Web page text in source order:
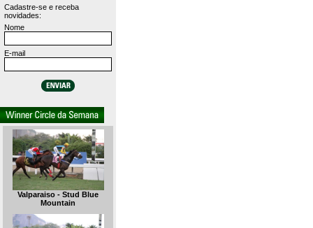
Cadastre-se e receba
novidades:
Nome
E-mail
Valparaiso - Stud Blue
Mountain